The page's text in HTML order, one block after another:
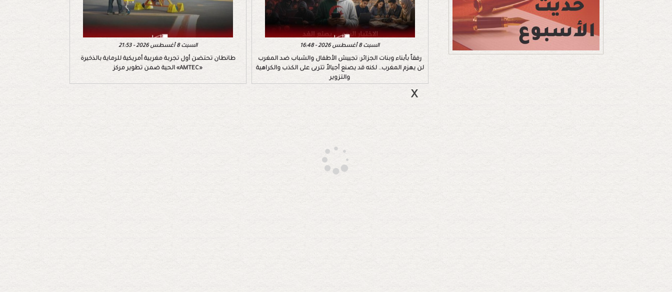
السبت 8 أغسطس 2026 - 21:53
طانطان تحتضن أول تجربة مغربية أمريكية للرماية بالذخيرة
الحية ضمن تطوير مركز «AMTEC»
السبت 8 أغسطس 2026 - 16:48
رفقاً بأبناء وبنات الجزائر: تجييش الأطفال والشباب ضد المغرب
لن يهزم المغرب.. لكنه قد يصنع أجيالاً تتربى على الكذب والكراهية
والتزوير